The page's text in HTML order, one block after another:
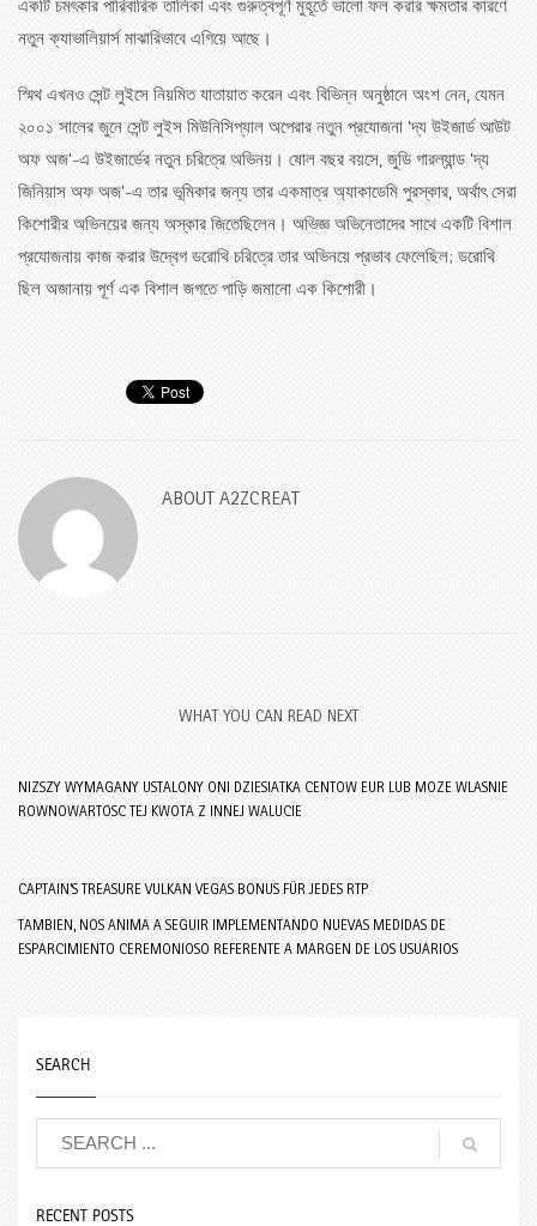
একটি চমৎকার পারিবারিক তালিকা এবং গুরুত্বপূর্ণ মুহূর্তে ভালো ফল করার ক্ষমতার কারণে
নতুন ক্যাভালিয়ার্স মাঝারিভাবে এগিয়ে আছে।
স্মিথ এখনও সেন্ট লুইসে নিয়মিত যাতায়াত করেন এবং বিভিন্ন অনুষ্ঠানে অংশ নেন, যেমন
২০০১ সালের জুনে সেন্ট লুইস মিউনিসিপ্যাল ​​অপেরার নতুন প্রযোজনা 'দ্য উইজার্ড আউট
অফ অজ'-এ উইজার্ডের নতুন চরিত্রে অভিনয়। ষোল বছর বয়সে, জুডি গারল্যান্ড 'দ্য
জিনিয়াস অফ অজ'-এ তার ভূমিকার জন্য তার একমাত্র অ্যাকাডেমি পুরস্কার, অর্থাৎ সেরা
কিশোরীর অভিনয়ের জন্য অস্কার জিতেছিলেন। অভিজ্ঞ অভিনেতাদের সাথে একটি বিশাল
প্রযোজনায় কাজ করার উদ্বেগ ডরোথি চরিত্রে তার অভিনয়ে প্রভাব ফেলেছিল; ডরোথি
ছিল অজানায় পূর্ণ এক বিশাল জগতে পাড়ি জমানো এক কিশোরী।
ABOUT A2ZCREAT
WHAT YOU CAN READ NEXT
NIZSZY WYMAGANY USTALONY ONI DZIESIATKA CENTOW EUR LUB MOZE WLASNIE
ROWNOWARTOSC TEJ KWOTA Z INNEJ WALUCIE
CAPTAIN’S TREASURE VULKAN VEGAS BONUS FÜR JEDES RTP
TAMBIEN, NOS ANIMA A SEGUIR IMPLEMENTANDO NUEVAS MEDIDAS DE
ESPARCIMIENTO CEREMONIOSO REFERENTE A MARGEN DE LOS USUARIOS
SEARCH
RECENT POSTS